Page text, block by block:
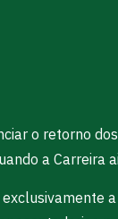
o retorno
a Carreira